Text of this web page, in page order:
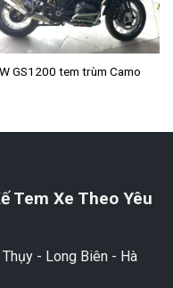
GS1200 tem trùm Camo
Tem Xe Theo Yêu
- Long Biên - Hà